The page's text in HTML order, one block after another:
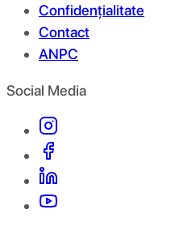
Confidențialitate
Contact
ANPC
Social Media